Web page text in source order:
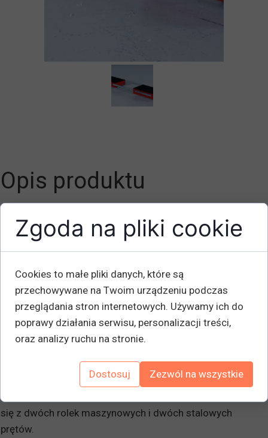
Opis produktu
Nośność: 2x3 TONY
Liczba kół: 8
Koła: poliuretan 90x85
Wymiary: DxSxW: 325x270x115
Gumowana powierzchnia ładunkowa mm: 250x165
Waga kg: 30
Mocne i elastyczne rolki maszynowe do przenoszenia
Wszystkie posiadają powierzchnię ładunkową pokrytą
gumą chroniącą przewożony towar.
Dostarczane w zestawach, w których każdy zestaw składa
się z dwóch rolek maszynowych i dwóch stalowych
prętów.
Zgoda na pliki cookie
Cookies to małe pliki danych, które są
przechowywane na Twoim urządzeniu podczas
przeglądania stron internetowych. Używamy ich do
poprawy działania serwisu, personalizacji treści,
oraz analizy ruchu na stronie.
Dostosuj Zezwól na wszystkie